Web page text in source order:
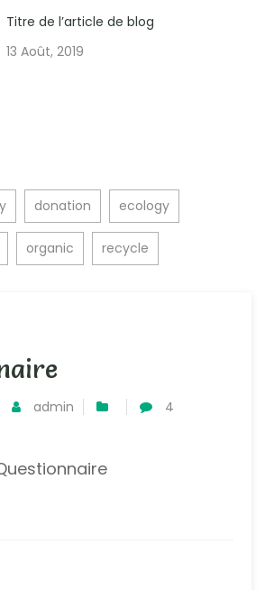
Titre de l’article de blog
13 Août, 2019
donation ecology
organic recycle
admin 4